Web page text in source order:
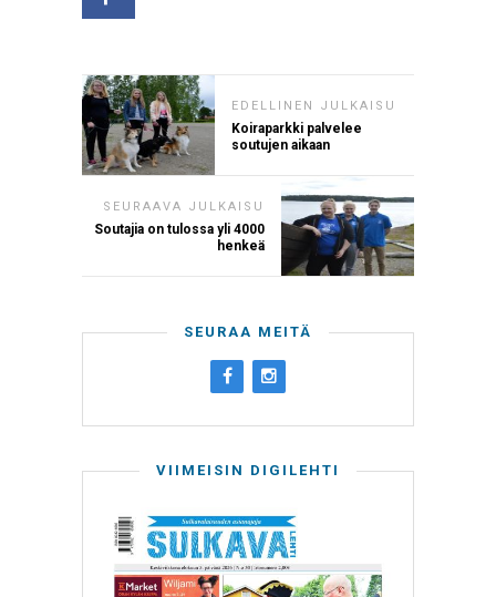
EDELLINEN JULKAISU
Koiraparkki palvelee
soutujen aikaan
SEURAAVA JULKAISU
Soutajia on tulossa yli 4000
henkeä
SEURAA MEITÄ
VIIMEISIN DIGILEHTI